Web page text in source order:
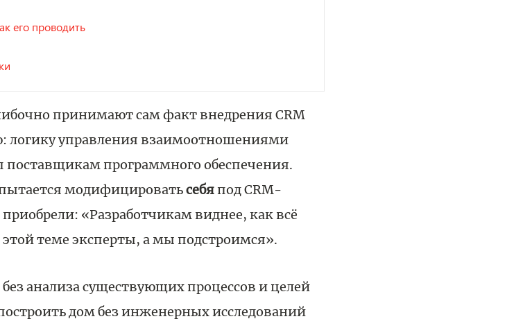
его проводить
принимают сам факт внедрения CRM
логику управления взаимоотношениями
поставщикам программного обеспечения.
модифицироватьсебяпод CRM-
«Разработчикам виднее, как всё
теме эксперты, а мы подстроимся».
анализа существующих процессов и целей
дом без инженерных исследований